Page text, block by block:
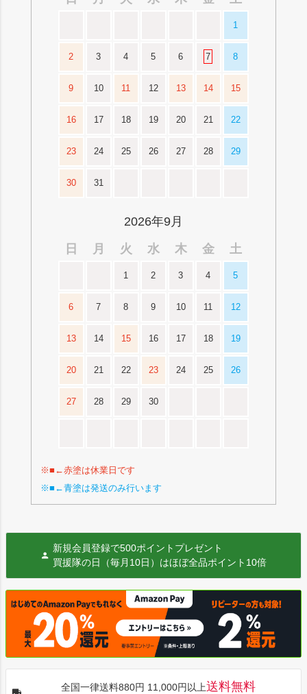
1
2 3 4 5 6 7 8
9 10 11 12 13 14 15
16 17 18 19 20 21 22
23 24 25 26 27 28 29
30 31
2026年9月
日
月 火 水 木 金 土
1 2 3 4 5
6 7 8 9 10 11 12
13 14 15 16 17 18 19
20 21 22 23 24 25 26
27 28 29 30
※■←赤塗は休業日です
※■←青塗は発送のみ行います
新規会員登録で500ポイントプレゼント
買援隊の日（毎月10日）はほぼ全品ポイント10倍
全国一律送料880円 11,000円以上送料無料